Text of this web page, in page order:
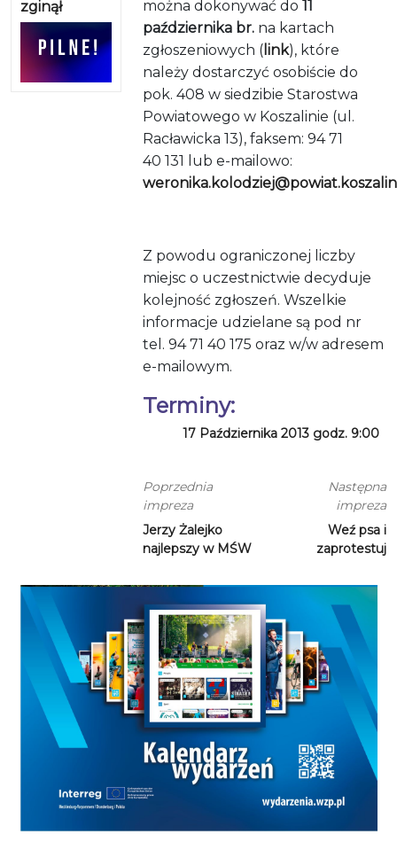
zginął można dokonywać do11
października br. na kartach
zgłoszeniowych ( link), które
należy dostarczyć osobiście do
pok. 408 w siedzibie Starostwa
Powiatowego w Koszalinie (ul.
Racławicka 13), faksem: 94 71
40 131 lub e-mailowo:
Z powodu ograniczonej liczby
miejsc o uczestnictwie decyduje
kolejność zgłoszeń. Wszelkie
informacje udzielane są pod nr
tel. 94 71 40 175 oraz w/w adresem
e-mailowym.
Terminy:
17 Października 2013 godz. 9:00
Poprzednia
impreza
Jerzy Żalejko
najlepszy w MŚW
Następna
impreza
Weź psa i
zaprotestuj